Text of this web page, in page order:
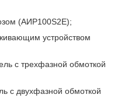
(АИР100S2Е);
устройством
с трехфазной обмоткой
с двухфазной обмоткой